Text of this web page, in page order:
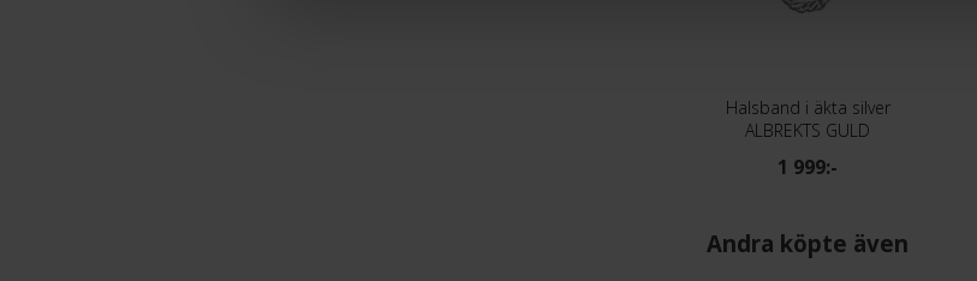
Halsband i äkta silver
ALBREKTS GULD
1 999:-
Andra köpte även